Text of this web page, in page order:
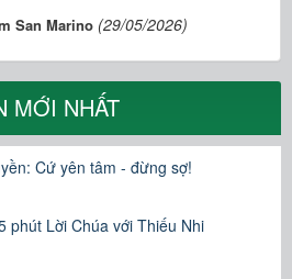
San Marino (29/05/2026)
MỚI NHẤT
Cứ yên tâm - đừng sợ!
phút Lời Chúa với Thiếu Nhi